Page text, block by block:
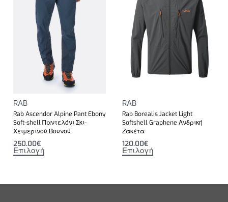
RAB
Rab Ascendor Alpine Pant Ebony
Soft-shell Παντελόνι Σκι-
Χειμερινού Βουνού
250.00€
Επιλογή
RAB
Rab Borealis Jacket Light
Softshell Graphene Ανδρική
Ζακέτα
120.00€
Επιλογή